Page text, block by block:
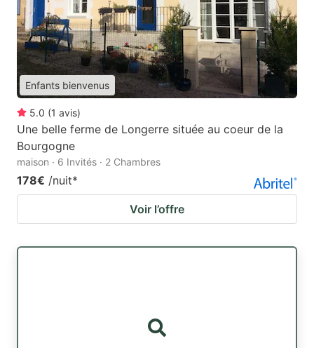
Enfants bienvenus
5.0 (1 avis)
Une belle ferme de Longerre située au coeur de la
Bourgogne
maison · 6 Invités · 2 Chambres
178€ /nuit*
Voir l’offre